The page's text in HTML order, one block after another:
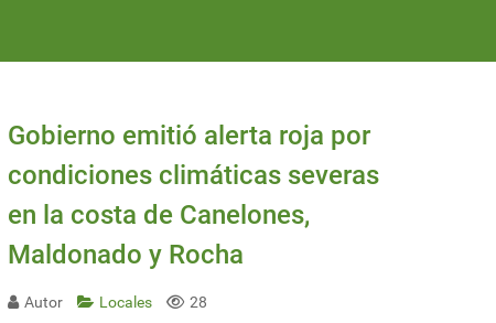
Gobierno emitió alerta roja por
condiciones climáticas severas
en la costa de Canelones,
Maldonado y Rocha
Autor Locales 28